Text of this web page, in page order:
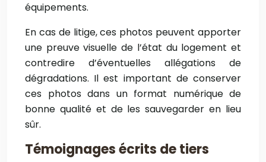
équipements.
En cas de litige, ces photos peuvent apporter
une preuve visuelle de l’état du logement et
contredire d’éventuelles allégations de
dégradations. Il est important de conserver
ces photos dans un format numérique de
bonne qualité et de les sauvegarder en lieu
sûr.
Témoignages écrits de tiers